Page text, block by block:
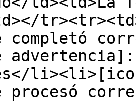
completó
procesó